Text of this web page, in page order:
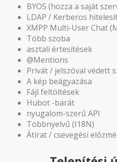
BYOS (hozza a saját
LDAP / Kerberos
XMPP Multi-User Chat
Több szoba
asztali értesítések
@Mentions
Privát / jelszóval védett
A kép beágyazása
Fájl feltöltések
Hubot -barát
nyugalom-szerű API
Többnyelvű (I18N)
Átirat / csevegési